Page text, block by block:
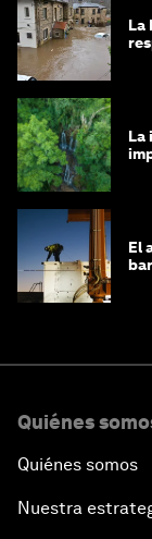
La
La
El
Quiénes
Quiénes somos
Nuestra